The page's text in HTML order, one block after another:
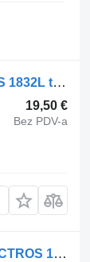
WABCO Solenoid valve 0059976736 pneumatski ventil za Mercedes-Benz ACTROS 1832L tegljača
19,50 €
Bez PDV-a
Mercedes-Benz Solenoid valve 0059971236 solenoidni ventil za Mercedes-Benz ACTROS 1832L tegljača